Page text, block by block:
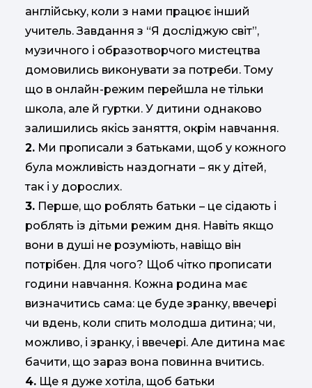
англійську, коли з нами працює інший
учитель. Завдання з “Я досліджую світ”,
музичного і образотворчого мистецтва
домовились виконувати за потреби. Тому
що в онлайн-режим перейшла не тільки
школа, але й гуртки. У дитини однаково
залишились якісь заняття, окрім навчання.
2. Ми прописали з батьками, щоб у кожного
була можливість наздогнати – як у дітей,
так і у дорослих.
3. Перше, що роблять батьки – це сідають і
роблять із дітьми режим дня. Навіть якщо
вони в душі не розуміють, навіщо він
потрібен. Для чого? Щоб чітко прописати
години навчання. Кожна родина має
визначитись сама: це буде зранку, ввечері
чи вдень, коли спить молодша дитина; чи,
можливо, і зранку, і ввечері. Але дитина має
бачити, що зараз вона повинна вчитись.
4. Ще я дуже хотіла, щоб батьки